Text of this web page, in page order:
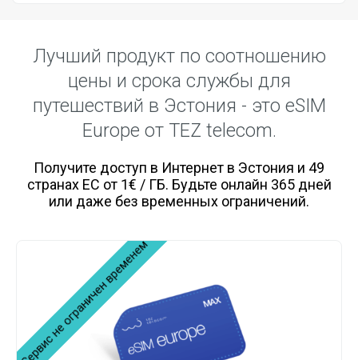
Лучший продукт по соотношению
цены и срока службы для
путешествий в Эстония - это eSIM
Europe от TEZ telecom.
Получите доступ в Интернет в Эстония и 49
странах ЕС от 1€ / ГБ. Будьте онлайн 365 дней
или даже без временных ограничений.